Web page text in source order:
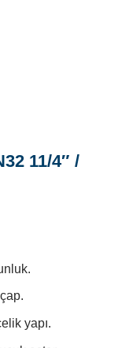
11/4″ /
yapı.